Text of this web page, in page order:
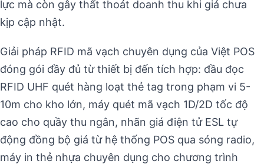
lực mà còn gây thất thoát doanh thu khi giá chưa
kịp cập nhật.
Giải pháp RFID mã vạch chuyên dụng của Việt POS
đóng gói đầy đủ từ thiết bị đến tích hợp: đầu đọc
RFID UHF quét hàng loạt thẻ tag trong phạm vi 5-
10m cho kho lớn, máy quét mã vạch 1D/2D tốc độ
cao cho quầy thu ngân, nhãn giá điện tử ESL tự
động đồng bộ giá từ hệ thống POS qua sóng radio,
máy in thẻ nhựa chuyên dụng cho chương trình